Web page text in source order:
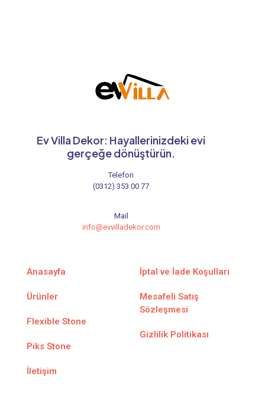
Ev Villa Dekor: Hayallerinizdeki evi
gerçeğe dönüştürün.
Telefon
(0312) 353 00 77
Mail
info@evvilladekor.com
Anasayfa
Ürünler
Flexible Stone
Piks Stone
İletişim
İptal ve İade Koşulları
Mesafeli Satış
Sözleşmesi
Gizlilik Politikası